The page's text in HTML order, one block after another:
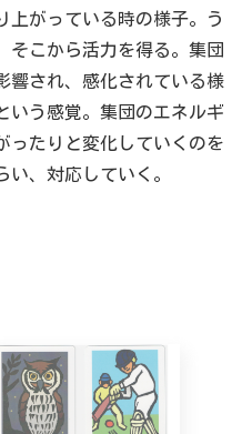
上がっている時の様子。う
そこから活力を得る。集団
響され、感化されている様
いう感覚。集団のエネルギ
ったりと変化していくのを
い、対応していく。